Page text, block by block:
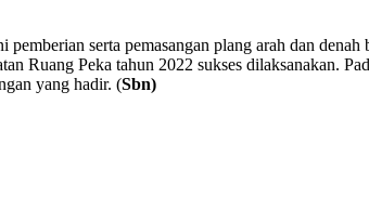
serta pemasangan plang arah dan
Ruang Peka tahun 2022 sukses dilaksanakan.
yang hadir. (Sbn)